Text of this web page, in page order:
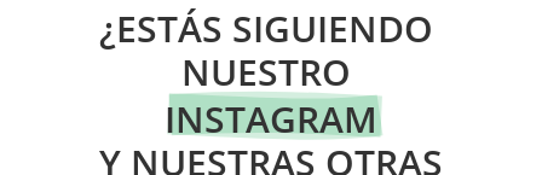
¿ESTÁS SIGUIENDO
NUESTRO
INSTAGRAM